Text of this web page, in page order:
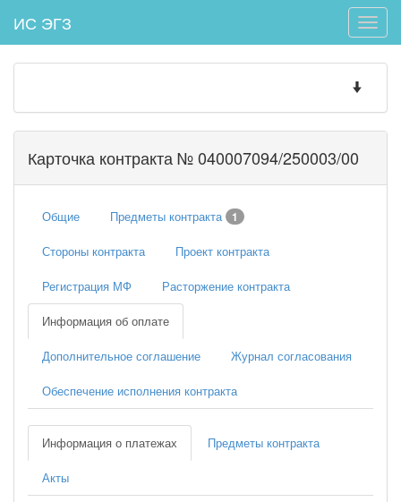
Toggle
ИС ЭГЗ
Toggle
Карточка контракта № 040007094/250003/00
Общие Предметы контракта 1
Стороны контракта Проект контракта
Регистрация МФ Расторжение контракта
Информация об оплате
Дополнительное соглашение Журнал согласования
Обеспечение исполнения контракта
Информация о платежах Предметы контракта
Акты